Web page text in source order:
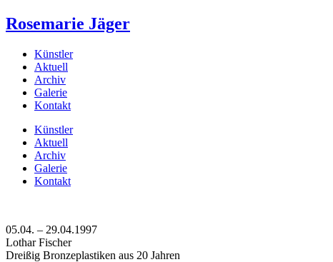
Rosemarie Jäger
Künstler
Aktuell
Archiv
Galerie
Kontakt
Künstler
Aktuell
Archiv
Galerie
Kontakt
05.04. – 29.04.1997
Lothar Fischer
Dreißig Bronzeplastiken aus 20 Jahren